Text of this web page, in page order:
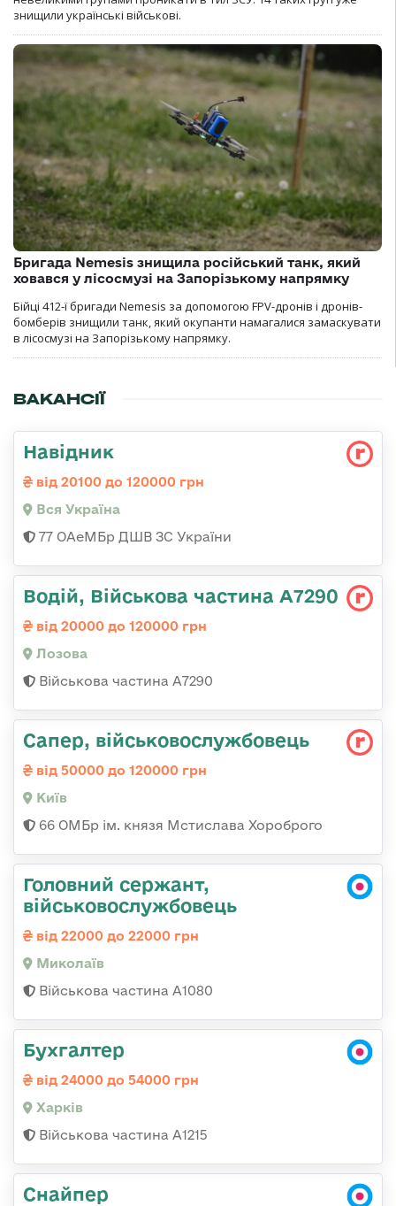
знищили українські військові.
Бригада Nemesis знищила російський танк, який
ховався у лісосмузі на Запорізькому напрямку
Бійці 412-ї бригади Nemesis за допомогою FPV-дронів і дронів-
бомберів знищили танк, який окупанти намагалися замаскувати
в лісосмузі на Запорізькому напрямку.
ВАКАНСІЇ
Навідник
від 20100 до 120000 грн
Вся Україна
77 ОАеМБр ДШВ ЗС України
Водій, Військова частина А7290
від 20000 до 120000 грн
Лозова
Військова частина А7290
Сапер, військовослужбовець
від 50000 до 120000 грн
Київ
66 ОМБр ім. князя Мстислава Хороброго
Головний сержант,
військовослужбовець
від 22000 до 22000 грн
Миколаїв
Військова частина А1080
Бухгалтер
від 24000 до 54000 грн
Харків
Військова частина А1215
Снайпер